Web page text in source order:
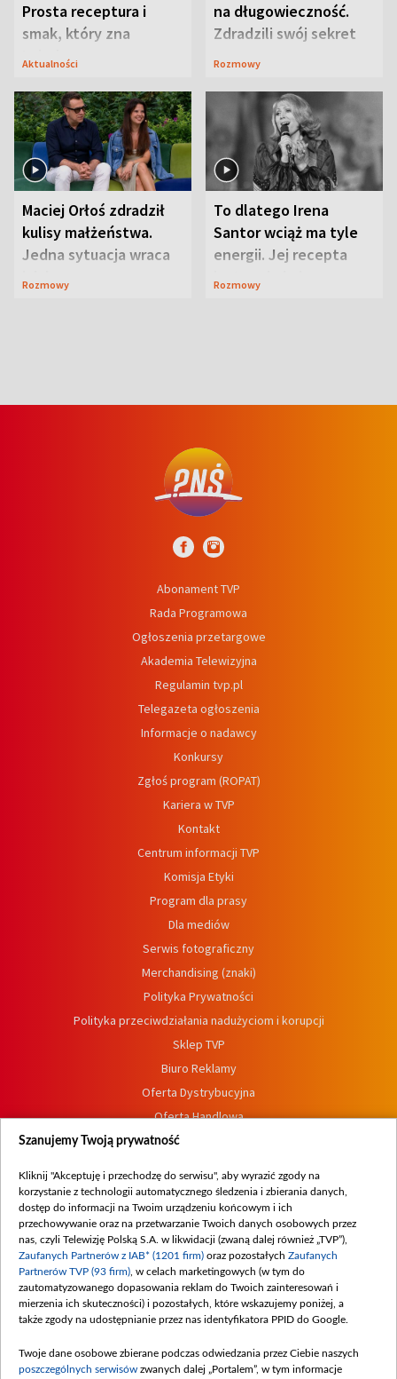
Prosta receptura i
smak, który zna
Lubelszczyzna
Aktualności
na długowieczność.
Zdradzili swój sekret
Rozmowy
Maciej Orłoś zdradził
kulisy małżeństwa.
Jedna sytuacja wraca
jak bumerang
Rozmowy
To dlatego Irena
Santor wciąż ma tyle
energii. Jej recepta
jest zaskakująco
Rozmowy
Abonament TVP
Rada Programowa
Ogłoszenia przetargowe
Akademia Telewizyjna
Regulamin tvp.pl
Telegazeta ogłoszenia
Informacje o nadawcy
Konkursy
Zgłoś program (ROPAT)
Kariera w TVP
Kontakt
Centrum informacji TVP
Komisja Etyki
Program dla prasy
Dla mediów
Serwis fotograficzny
Merchandising (znaki)
Polityka Prywatności
Polityka przeciwdziałania nadużyciom i korupcji
Sklep TVP
Biuro Reklamy
Oferta Dystrybucyjna
Oferta Handlowa
Dostępność
Procedura zgłoszeń wewnętrznych
Szanujemy Twoją prywatność
Kliknij "Akceptuję i przechodzę do serwisu", aby wyrazić zgody na
korzystanie z technologii automatycznego śledzenia i zbierania danych,
dostęp do informacji na Twoim urządzeniu końcowym i ich
przechowywanie oraz na przetwarzanie Twoich danych osobowych przez
nas, czyli Telewizję Polską S.A. w likwidacji (zwaną dalej również „TVP”),
Zaufanych Partnerów z IAB* (1201 firm) oraz pozostałych Zaufanych
Partnerów TVP (93 firm) , w celach marketingowych (w tym do
zautomatyzowanego dopasowania reklam do Twoich zainteresowań i
mierzenia ich skuteczności) i pozostałych, które wskazujemy poniżej, a
także zgody na udostępnianie przez nas identyfikatora PPID do Google.
Twoje dane osobowe zbierane podczas odwiedzania przez Ciebie naszych
poszczególnych serwisów zwanych dalej „Portalem”, w tym informacje